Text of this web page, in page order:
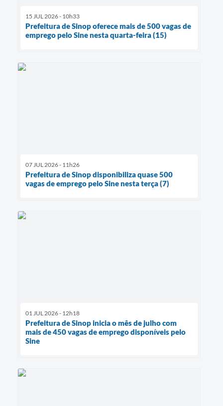
15 JUL 2026 - 10h33
Prefeitura de Sinop oferece mais de 500 vagas de
emprego pelo Sine nesta quarta-feira (15)
07 JUL 2026 - 11h26
Prefeitura de Sinop disponibiliza quase 500
vagas de emprego pelo Sine nesta terça (7)
01 JUL 2026 - 12h18
Prefeitura de Sinop inicia o mês de julho com
mais de 450 vagas de emprego disponíveis pelo
Sine